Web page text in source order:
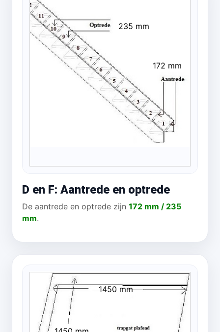
235 mm
172 mm
D en F: Aantrede en optrede
De aantrede en optrede zijn 172 mm / 235
mm.
1450 mm